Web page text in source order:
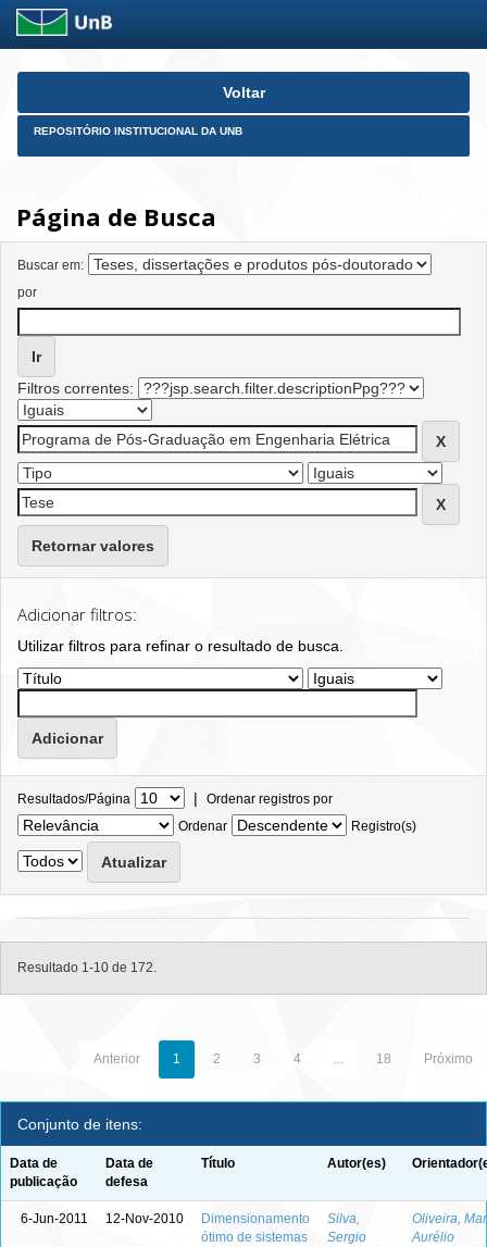
Skip
Voltar
REPOSITÓRIO INSTITUCIONAL DA UNB
Página de Busca
Buscar em:
por
Filtros correntes:
Retornar valores
Adicionar filtros:
Utilizar filtros para refinar o resultado de busca.
Resultados/Página | Ordenar registros por
Ordenar
Registro(s)
Resultado 1-10 de 172.
Anterior 1 2 3 4 ... 18 Próximo
Conjunto de itens:
Data de
publicação
Data de
defesa
Título Autor(es)
6-Jun-2011 12-Nov-2010
Dimensionamento
ótimo de sistemas
Silva,
Sergio
Oliveira,
Aurélio